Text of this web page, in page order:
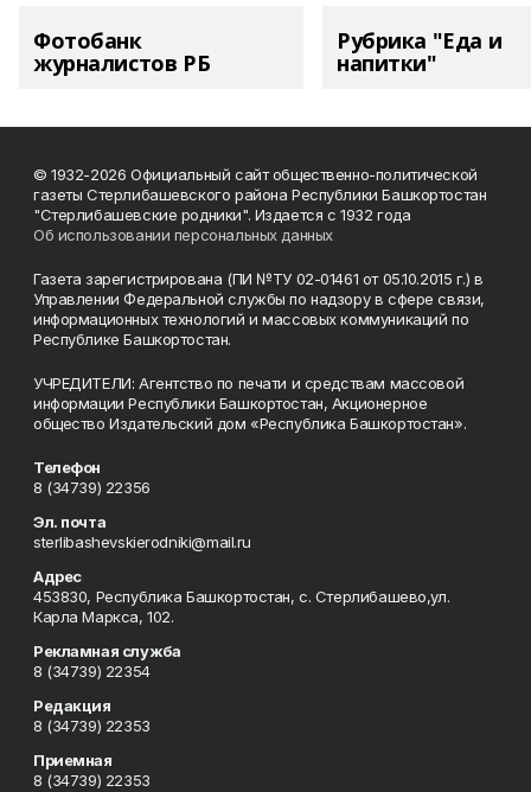
Фотобанк
журналистов РБ
Рубрика "Еда и
напитки"
© 1932-2026 Официальный сайт общественно-политической
газеты Стерлибашевского района Республики Башкортостан
"Стерлибашевские родники". Издается с 1932 года
Об использовании персональных данных
Газета зарегистрирована (ПИ №ТУ 02-01461 от 05.10.2015 г.) в
Управлении Федеральной службы по надзору в сфере связи,
информационных технологий и массовых коммуникаций по
Республике Башкортостан.
УЧРЕДИТЕЛИ: Агентство по печати и средствам массовой
информации Республики Башкортостан, Акционерное
общество Издательский дом «Республика Башкортостан».
Телефон
8 (34739) 22356
Эл. почта
sterlibashevskierodniki@mail.ru
Адрес
453830, Республика Башкортостан, c. Стерлибашево,ул.
Карла Маркса, 102.
Рекламная служба
8 (34739) 22354
Редакция
8 (34739) 22353
Приемная
8 (34739) 22353